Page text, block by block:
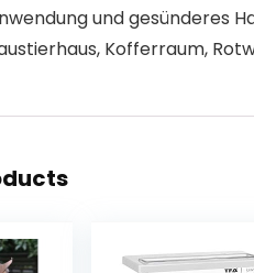
und gesünderes
Kofferraum,